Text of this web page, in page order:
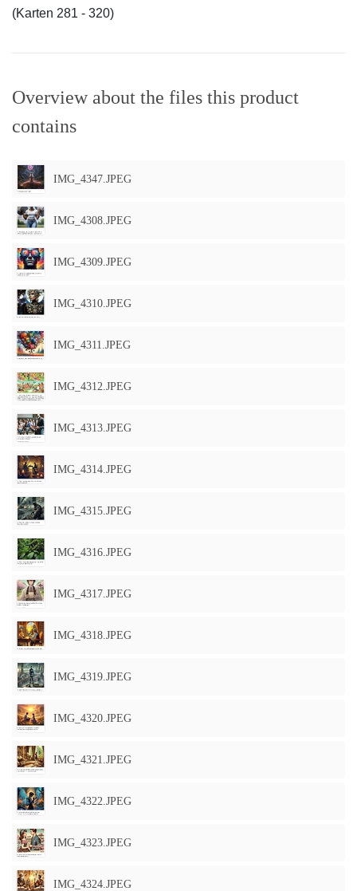
(Karten 281 - 320)
Overview about the files this product
contains
IMG_4347.JPEG
IMG_4308.JPEG
IMG_4309.JPEG
IMG_4310.JPEG
IMG_4311.JPEG
IMG_4312.JPEG
IMG_4313.JPEG
IMG_4314.JPEG
IMG_4315.JPEG
IMG_4316.JPEG
IMG_4317.JPEG
IMG_4318.JPEG
IMG_4319.JPEG
IMG_4320.JPEG
IMG_4321.JPEG
IMG_4322.JPEG
IMG_4323.JPEG
IMG_4324.JPEG